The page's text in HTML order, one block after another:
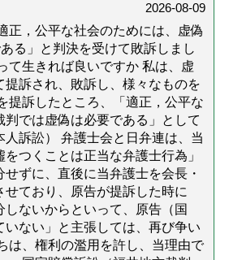
2026-08-09
正，公平な社会のためには、虚偽
る」と判決を受けて敗訴しまし
きれば良いですか 私は、虚
提訴され、敗訴し、様々なものを
提訴したところ、「適正，公平な
判では虚偽は必要である」として
人訴訟） 弁護士会と日弁連は、当
つくことは正当な弁護士行為」
せずに、直後に当弁護士を会長・
せており、原告が提訴した時に
しないからといって、原告（国
いない」と主張しては、再び争い
は、権利の濫用を許し、当理由で